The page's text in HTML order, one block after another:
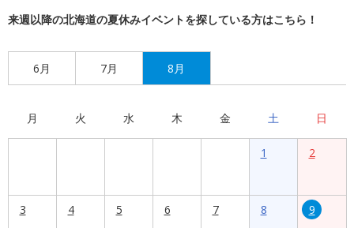
来週以降の北海道の夏休みイベントを探している方はこちら！
6月 7月 8月
月 火 水 木 金 土 日
1 2
3 4 5 6 7 8 9